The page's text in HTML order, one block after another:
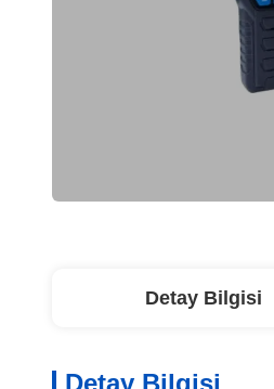
Detay Bilgisi
Detay Bilgisi